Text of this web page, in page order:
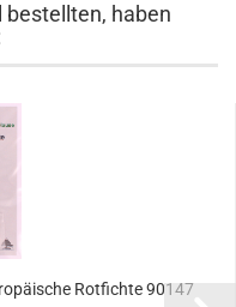
bestellten, haben
Rotfichte 90147